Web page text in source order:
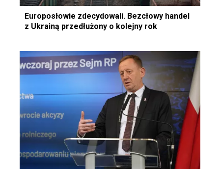
Europosłowie zdecydowali. Bezcłowy handel
z Ukrainą przedłużony o kolejny rok